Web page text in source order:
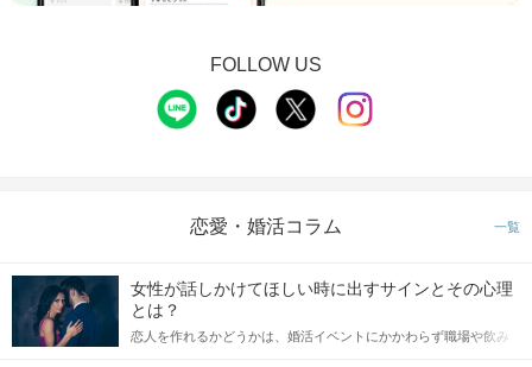
FOLLOW US
恋愛・婚活コラム 一覧
女性が話しかけてほしい時に出すサインとその心理
とは？
恋人を作れるかどうかは、婚活イベントにかかわらず職場や飲み